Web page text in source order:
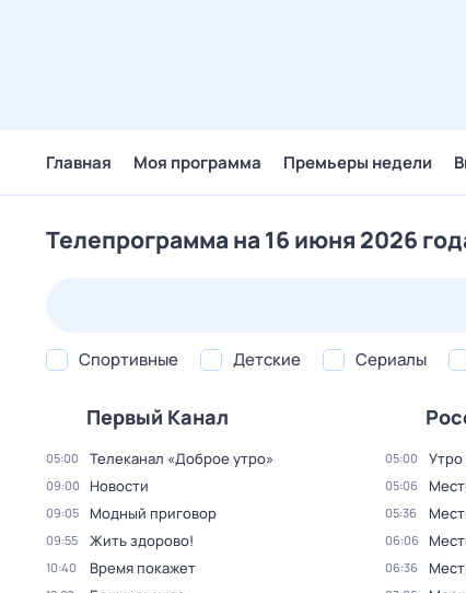
Главная Моя программа Премьеры недели
Телепрограмма на 16 июня 2026
Спортивные Детские Сериалы
Первый Канал
05:00 Телеканал «Доброе утро»
09:00 Новости
09:05 Модный приговор
09:55 Жить здорово!
10:40 Время покажет
05:00 Утро
05:06
05:36
06:06
06:36